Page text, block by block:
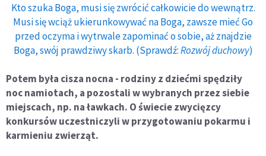
Kto szuka Boga, musi się zwrócić całkowicie do wewnątrz.
Musi się wciąż ukierunkowywać na Boga, zawsze mieć Go
przed oczyma i wytrwale zapominać o sobie, aż znajdzie
Boga, swój prawdziwy skarb. (Sprawdź:Rozwój duchowy)
Potem była cisza nocna - rodziny z dziećmi spędziły
noc namiotach, a pozostali w wybranych przez siebie
miejscach, np. na ławkach. O świecie zwycięzcy
konkursów uczestniczyli w przygotowaniu pokarmu i
karmieniu zwierząt.